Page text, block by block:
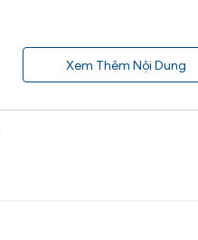
Xem Thêm Nội Dung